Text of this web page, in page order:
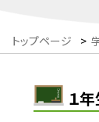
トップページ >
１